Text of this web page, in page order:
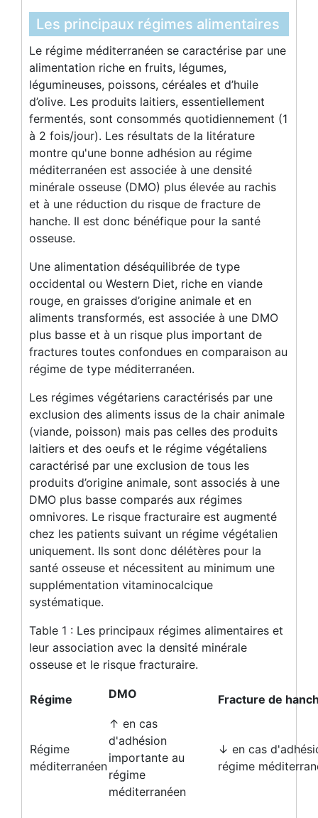
Les principaux régimes alimentaires
Le régime méditerranéen se caractérise par une
alimentation riche en fruits, légumes,
légumineuses, poissons, céréales et d’huile
d’olive. Les produits laitiers, essentiellement
fermentés, sont consommés quotidiennement (1
à 2 fois/jour). Les résultats de la litérature
montre qu'une bonne adhésion au régime
méditerranéen est associée à une densité
minérale osseuse (DMO) plus élevée au rachis
et à une réduction du risque de fracture de
hanche. Il est donc bénéfique pour la santé
osseuse.
Une alimentation déséquilibrée de type
occidental ou Western Diet, riche en viande
rouge, en graisses d’origine animale et en
aliments transformés, est associée à une DMO
plus basse et à un risque plus important de
fractures toutes confondues en comparaison au
régime de type méditerranéen.
Les régimes végétariens caractérisés par une
exclusion des aliments issus de la chair animale
(viande, poisson) mais pas celles des produits
laitiers et des oeufs et le régime végétaliens
caractérisé par une exclusion de tous les
produits d’origine animale, sont associés à une
DMO plus basse comparés aux régimes
omnivores. Le risque fracturaire est augmenté
chez les patients suivant un régime végétalien
uniquement. Ils sont donc délétères pour la
santé osseuse et nécessitent au minimum une
supplémentation vitaminocalcique
systématique.
Table 1 : Les principaux régimes alimentaires et
leur association avec la densité minérale
osseuse et le risque fracturaire.
Régime DMO Fracture de
Régime
méditerranéen
↑ en cas
d'adhésion
importante au
régime
méditerranéen
↓ en cas
régime